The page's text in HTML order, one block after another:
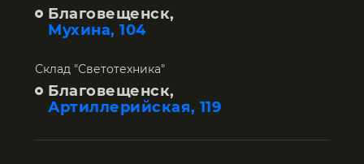
Благовещенск,
Мухина, 104
Склад "Светотехника"
Благовещенск,
Артиллерийская, 119